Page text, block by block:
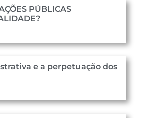
PÚBLICAS
e a perpetuação dos